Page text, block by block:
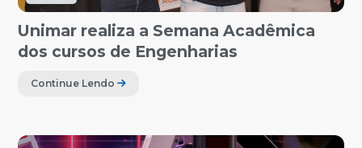
Unimar realiza a Semana Acadêmica
dos cursos de Engenharias
Continue Lendo